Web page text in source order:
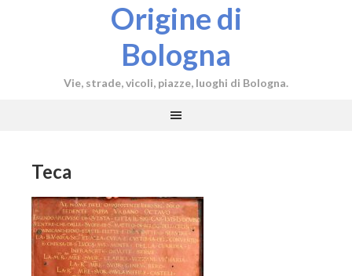
Origine di
Bologna
Vie, strade, vicoli, piazze, luoghi di Bologna.
Teca